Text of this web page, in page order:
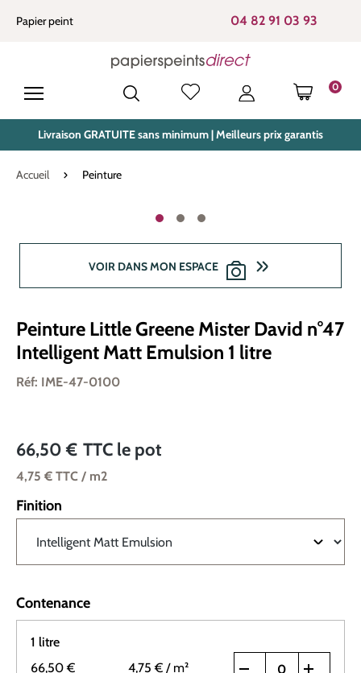
principal
Papier peint 04 82 91 03 93
0
LE
Livraison GRATUITE sans minimum | Meilleurs prix garantis
Accueil Peinture
VOIR DANS MON ESPACE
Peinture Little Greene Mister David n°47
Intelligent Matt Emulsion 1 litre
Réf: IME-47-0100
66,50 € TTC le pot
4,75 € TTC / m2
Finition
Contenance
1 litre
66,50 €
4,75 € / m²